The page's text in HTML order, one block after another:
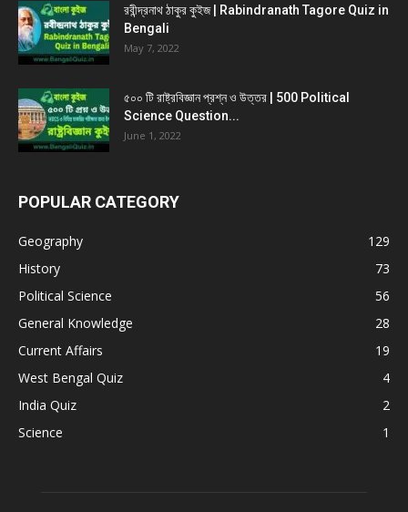
রবীন্দ্রনাথ ঠাকুর কুইজ | Rabindranath Tagore Quiz in
Bengali
May 7, 2022
৫০০ টি রাষ্ট্রবিজ্ঞান প্রশ্ন ও উত্তর | 500 Political
Science Question...
June 1, 2022
POPULAR CATEGORY
Geography
129
History
73
Political Science
56
General Knowledge
28
Current Affairs
19
West Bengal Quiz
4
India Quiz
2
Science
1